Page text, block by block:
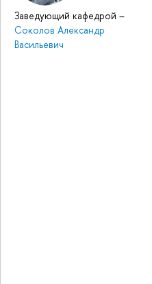
Заведующий кафедрой –
Соколов Александр
Васильевич